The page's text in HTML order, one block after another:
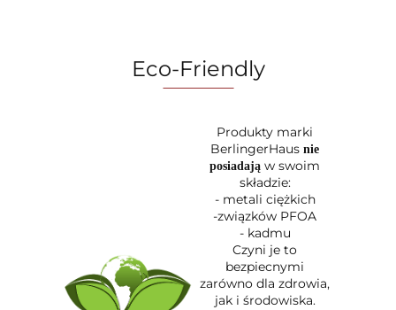
Eco-Friendly
Produkty marki
BerlingerHaus nie
posiadają w swoim
składzie:
- metali ciężkich
-związków PFOA
- kadmu
Czyni je to
bezpiecnymi
zarówno dla zdrowia,
jak i środowiska.